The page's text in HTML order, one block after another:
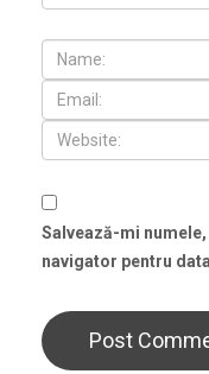
Salvează-mi
navigator pentru